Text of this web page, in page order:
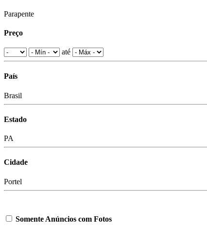
Parapente
Preço
até
País
Brasil
Estado
PA
Cidade
Portel
Somente Anúncios com Fotos